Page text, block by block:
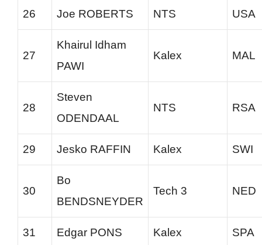
26 Joe ROBERTS NTS USA
27
Khairul Idham
PAWI
Kalex MAL
28
Steven
ODENDAAL
NTS RSA
29 Jesko RAFFIN Kalex SWI
30
Bo
BENDSNEYDER
Tech 3 NED
31 Edgar PONS Kalex SPA